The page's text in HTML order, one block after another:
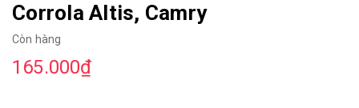
Corrola Altis, Camry
Còn hàng
165.000₫